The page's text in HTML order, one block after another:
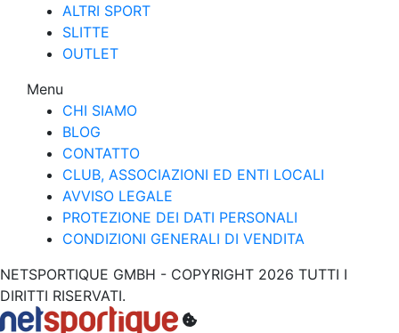
ALTRI SPORT
SLITTE
OUTLET
Menu
CHI SIAMO
BLOG
CONTATTO
CLUB, ASSOCIAZIONI ED ENTI LOCALI
AVVISO LEGALE
PROTEZIONE DEI DATI PERSONALI
CONDIZIONI GENERALI DI VENDITA
NETSPORTIQUE GMBH - COPYRIGHT 2026 TUTTI I
DIRITTI RISERVATI.